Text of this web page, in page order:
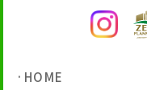
HOME